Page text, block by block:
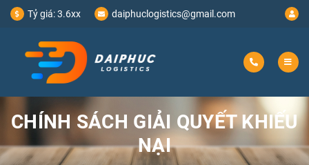
Tỷ giá:3.6xx daiphuclogistics@gmail.com
CHÍNH SÁCH GIẢI QUYẾT KHIẾU
NẠI